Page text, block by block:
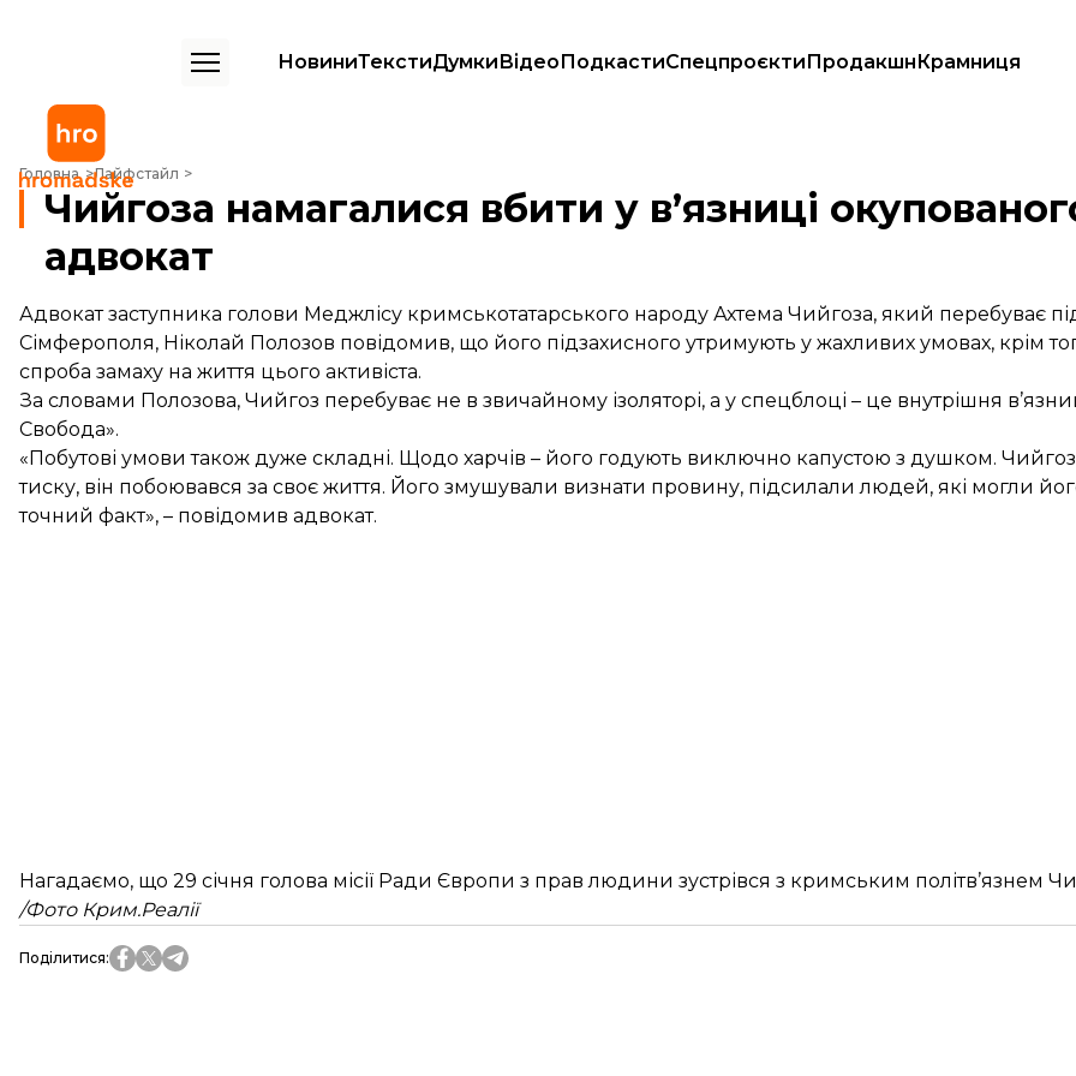
НовиниТекстиДумкиВідеоПодкастиСпецпроєктиПродакшнКрамниця
Головна Лайфстайл
Чийгоза намагалися вбити у в’язниці окупованого Криму – адвокат
Чийгоза намагалися вбити у в’язниці
адвокат
Адвокат заступника голови Меджлісу кримськотатарського народу Ахтема Чийгоза, який перебуває
Сімферополя, Ніколай Полозов повідомив, що його підзахисного утримують у жахливих умовах, крім
спроба замаху на життя цього активіста.
За словами Полозова, Чийгоз перебуває не в звичайному ізоляторі, а у спецблоці – це внутрішня
Свобода».
«Побутові умови також дуже складні. Щодо харчів – його годують виключно капустою з душком.
тиску, він побоювався за своє життя. Його змушували визнати провину, підсилали людей, які могли
точний факт», – повідомив адвокат.
Нагадаємо, що 29 січня голова місії Ради Європи з прав людини зустрівся з кримським політв’язнем
/Фото Крим.Реалії
Поділитися: